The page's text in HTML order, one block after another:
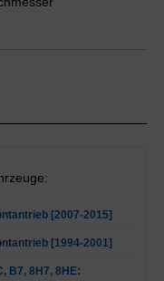
[2007-2015]
[1994-2001]
B7, 8H7, 8HE: